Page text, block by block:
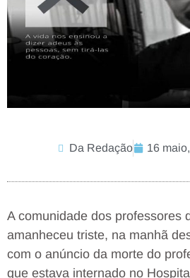
Da Redação 16
A comunidade dos professores
amanheceu triste, na manhã
com o anúncio da morte do
que estava internado no